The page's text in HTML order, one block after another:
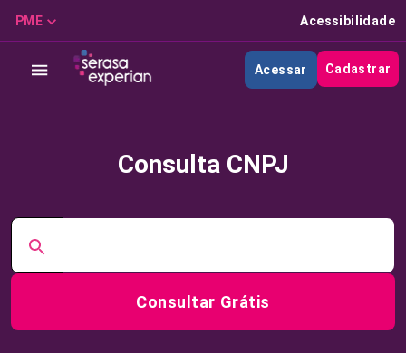
PME Acessibilidade
Acessar Cadastrar
Consulta CNPJ
Consultar Grátis